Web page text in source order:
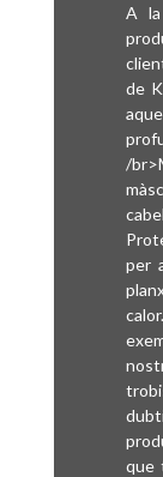
A
de
/
per
que